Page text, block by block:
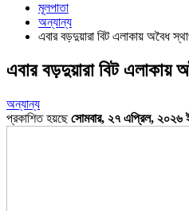
মূলপাতা
অন্যান্য
এবার বড়দুয়ারা বিট এলাকায় অবৈধ
এবার বড়দুয়ারা বিট এলাকায়
অন্যান্য
প্রকাশিত হয়ছেসোমবার, ২৭ এপ্রিল, ২০২৬